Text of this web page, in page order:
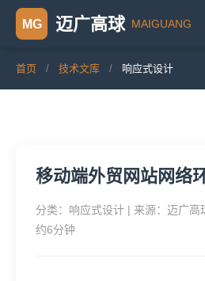
MG 迈广高球 MAIGUANG
首页 / 技术文库 / 响应式设计
移动端外贸网站网络
分类：响应式设计 | 来源：迈广高
约6分钟